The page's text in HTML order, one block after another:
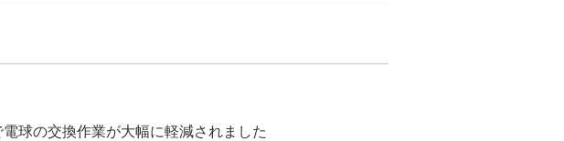
球の交換作業が大幅に軽減されました